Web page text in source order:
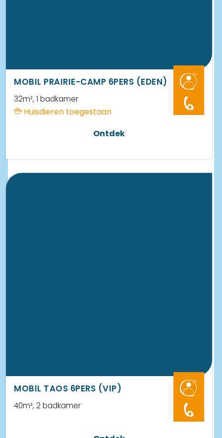
MOBIL PRAIRIE-CAMP 6PERS (EDEN)
32m², 1 badkamer
Huisdieren toegestaan 6
Ontdek
MOBIL TAOS 6PERS (VIP)
40m², 2 badkamer 6